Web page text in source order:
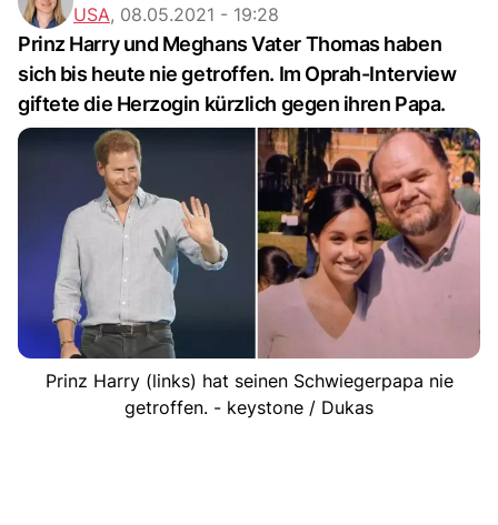
USA, 08.05.2021 - 19:28
Prinz Harry und Meghans Vater Thomas haben
sich bis heute nie getroffen. Im Oprah-Interview
giftete die Herzogin kürzlich gegen ihren Papa.
Prinz Harry (links) hat seinen Schwiegerpapa nie
getroffen. - keystone / Dukas